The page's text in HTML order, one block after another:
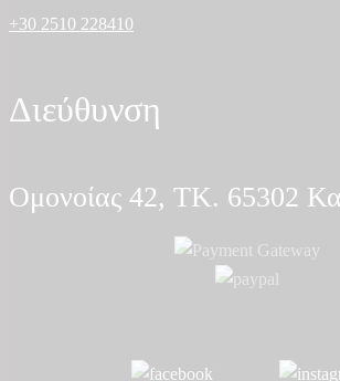
+30 2510 228410
Διεύθυνση
Ομονοίας 42, ΤΚ. 65302